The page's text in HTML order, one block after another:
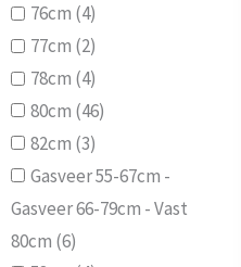
76cm (4)
77cm (2)
78cm (4)
80cm (46)
82cm (3)
Gasveer 55-67cm -
Gasveer 66-79cm - Vast
80cm (6)